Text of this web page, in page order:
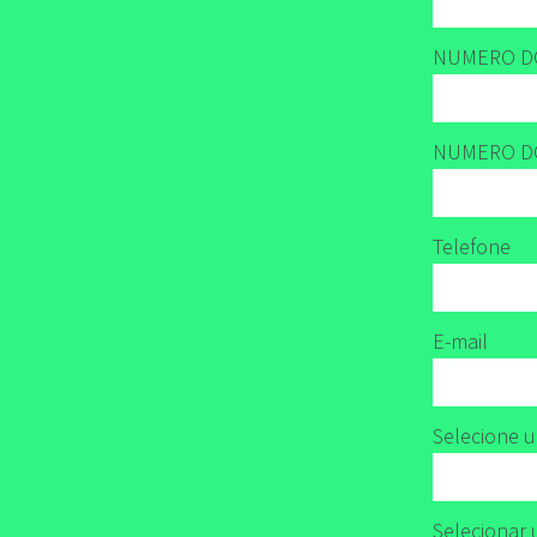
NUMERO
NUMERO
Telefone
E-mail
Selecione
Selecionar